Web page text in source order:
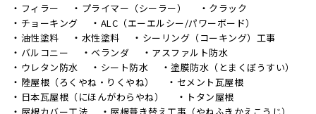
フィラー プライマー（シーラー）
クラック
チョーキング
ALC（エーエルシー/パワーボード）
油性塗料
水性塗料
シーリング（コーキング）工事
バルコニー
ベランダ
アスファルト防水
ウレタン防水
シート防水
塗膜防水（とまくぼうすい）
陸屋根（ろくやね・りくやね）
セメント瓦屋根
日本瓦屋根（にほんがわらやね）
トタン屋根